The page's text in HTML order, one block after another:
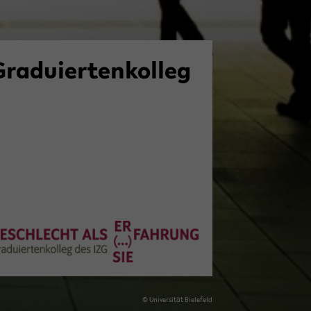
© Uni­ver­si­tät Bie­le­feld